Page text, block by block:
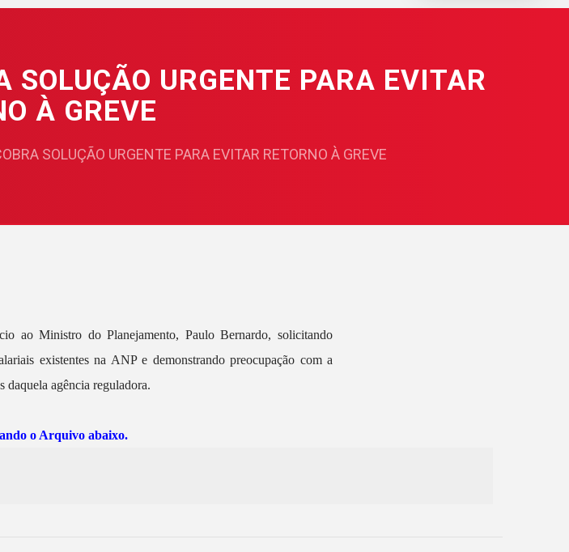
URGENTE PARA EVITAR
À GREVE
SOLUÇÃO URGENTE PARA EVITAR RETORNO À GREVE
ao Ministro do Planejamento, Paulo Bernardo, solicitando
existentes na ANP e demonstrando preocupação com a
daquela agência reguladora.
o Arquivo abaixo.